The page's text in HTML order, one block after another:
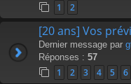
1 2
[20 ans] Vos
Dernier message par
Réponses : 57
1 2 3 4 5 6